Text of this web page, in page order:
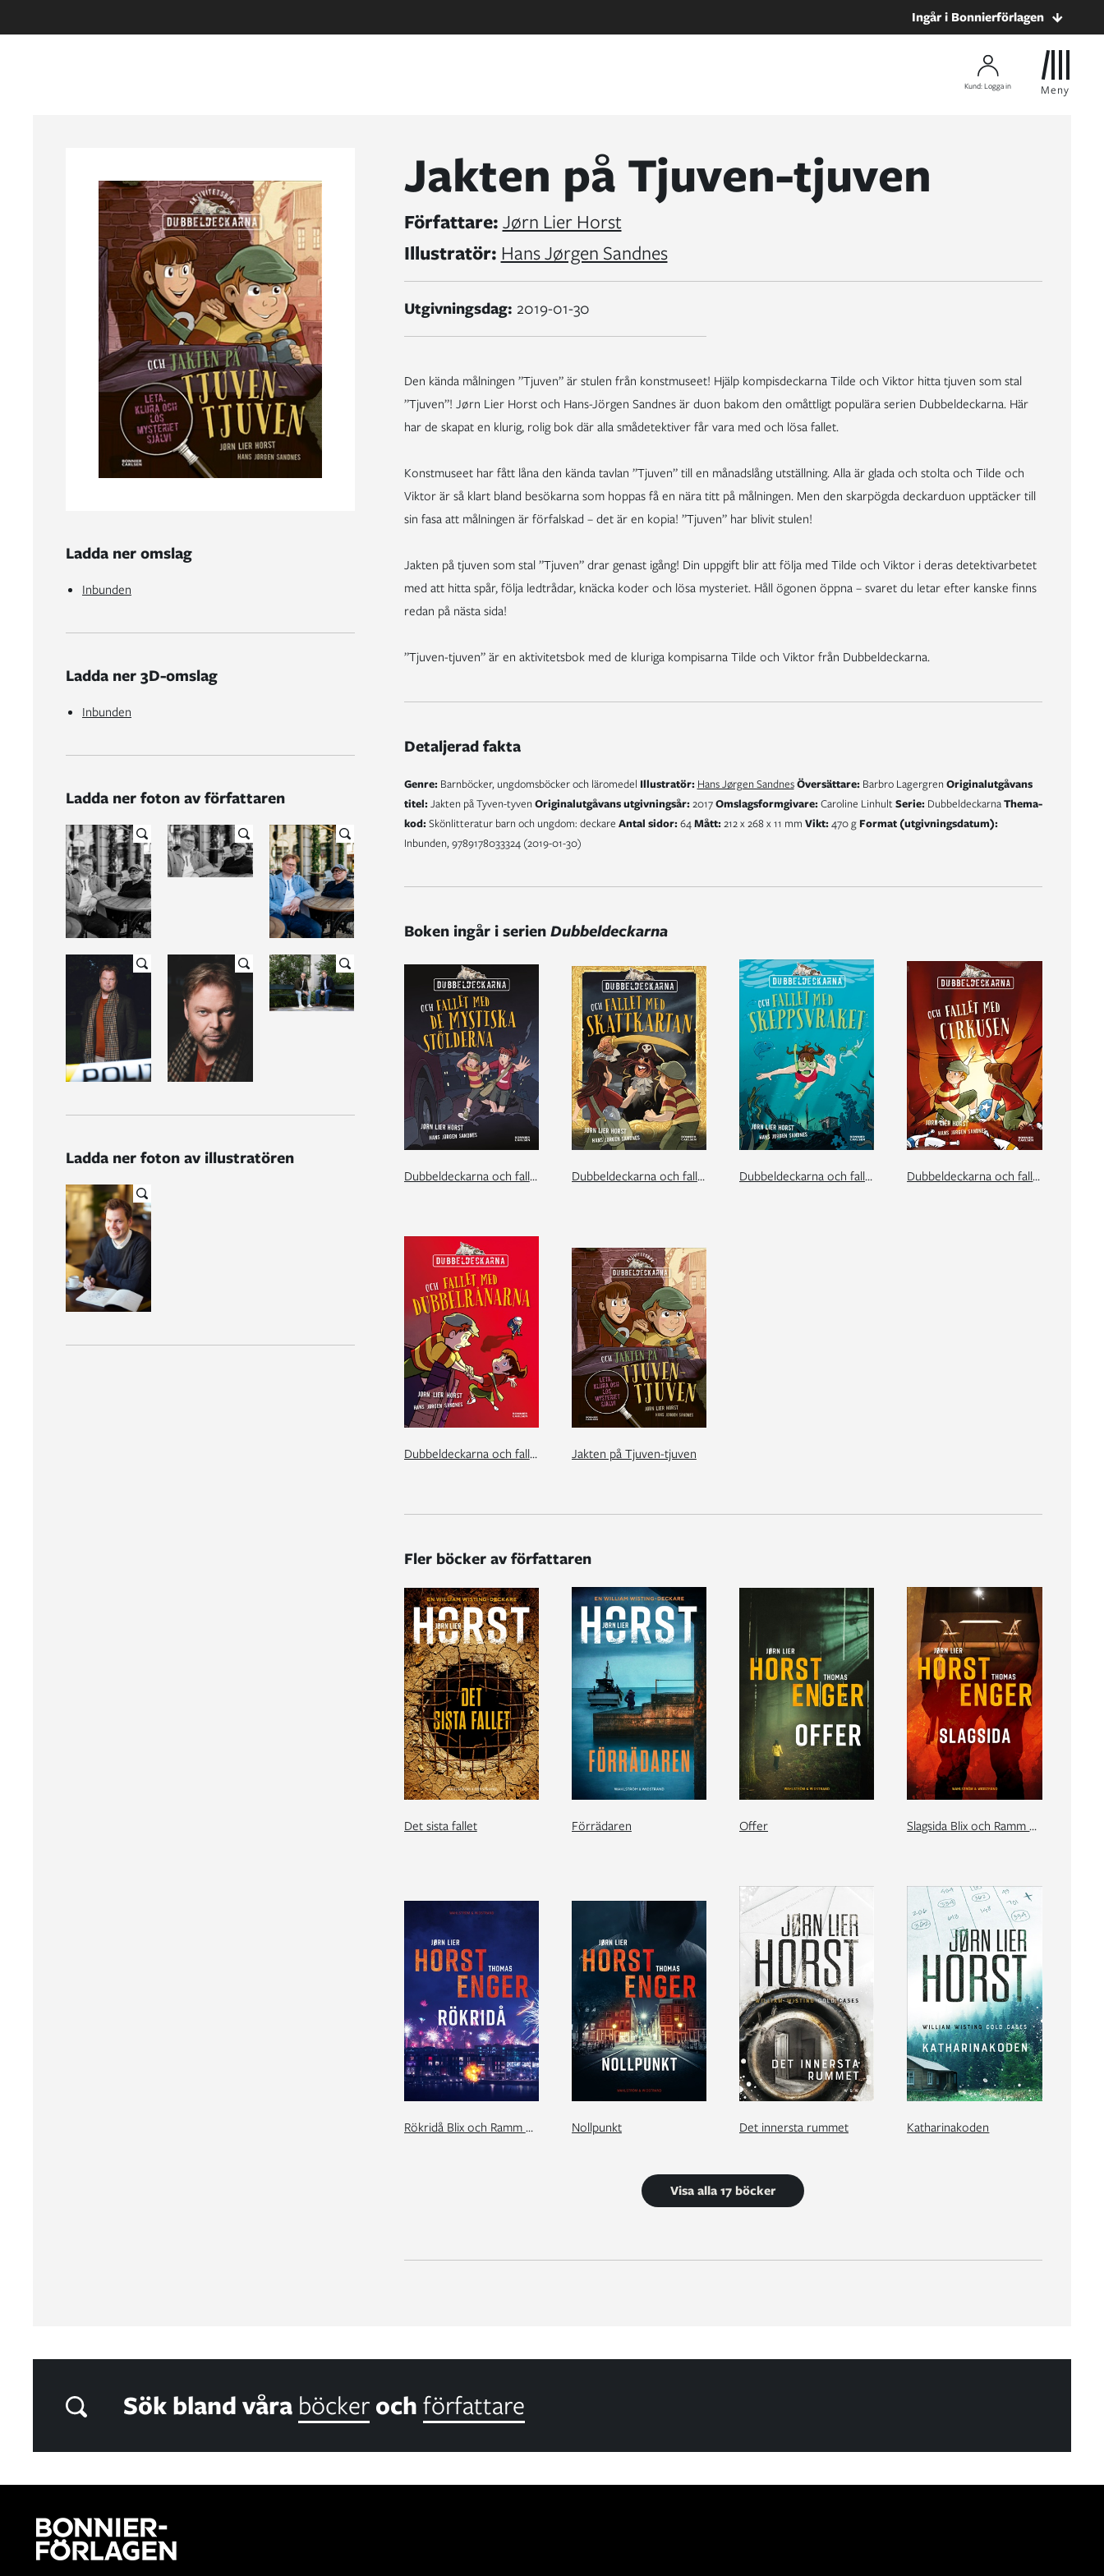
Ingår i Bonnierförlagen
Kund: Logga in Meny
Ladda ner omslag
Inbunden
Ladda ner 3D-omslag
Inbunden
Ladda ner foton av författaren
Ladda ner foton av illustratören
Jakten på Tjuven-tjuven
Författare:Jørn Lier Horst
Illustratör: Hans Jørgen Sandnes
Utgivningsdag: 2019-01-30
Den kända målningen ”Tjuven” är stulen från konstmuseet! Hjälp kompisdeckarna Tilde och Viktor hitta tjuven som stal
”Tjuven”! Jørn Lier Horst och Hans-Jörgen Sandnes är duon bakom den omåttligt populära serien Dubbeldeckarna. Här
har de skapat en klurig, rolig bok där alla smådetektiver får vara med och lösa fallet.
Konstmuseet har fått låna den kända tavlan ”Tjuven” till en månadslång utställning. Alla är glada och stolta och Tilde och
Viktor är så klart bland besökarna som hoppas få en nära titt på målningen. Men den skarpögda deckarduon upptäcker till
sin fasa att målningen är förfalskad – det är en kopia! ”Tjuven” har blivit stulen!
Jakten på tjuven som stal ”Tjuven” drar genast igång! Din uppgift blir att följa med Tilde och Viktor i deras detektivarbetet
med att hitta spår, följa ledtrådar, knäcka koder och lösa mysteriet. Håll ögonen öppna – svaret du letar efter kanske finns
redan på nästa sida!
”Tjuven-tjuven” är en aktivitetsbok med de kluriga kompisarna Tilde och Viktor från Dubbeldeckarna.
Detaljerad fakta
Genre: Barnböcker, ungdomsböcker och läromedel Illustratör: Hans Jørgen SandnesÖversättare: Barbro Lagergren Originalutgåvans
titel: Jakten på Tyven-tyven Originalutgåvans utgivningsår: 2017Omslagsformgivare: Caroline Linhult Serie: DubbeldeckarnaThema-
kod: Skönlitteratur barn och ungdom: deckare Antal sidor: 64Mått: 212 x 268 x 11 mm Vikt: 470 g Format (utgivningsdatum):
Inbunden, 9789178033324 (2019-01-30)
Boken ingår i serienDubbeldeckarna
Dubbeldeckarna och fallet med de mystiska stölderna Dubbeldeckarna och fallet med skattkartan Dubbeldeckarna och fallet med skeppsvraket Dubbeldeckarna och fallet med cirkusen
Dubbeldeckarna och fallet med dubbelrånarna Jakten på Tjuven-tjuven
Fler böcker av författaren
Det sista fallet Förrädaren Offer Slagsida Blix och Ramm # 3
Rökridå Blix och Ramm # 2 Nollpunkt Det innersta rummet Katharinakoden
Visa alla 17 böcker
Sök bland våra böckerochförfattare